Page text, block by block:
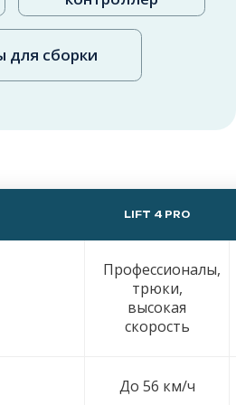
LIFT 4 PRO
Профессионалы,
трюки,
высокая
скорость
До 56 км/ч